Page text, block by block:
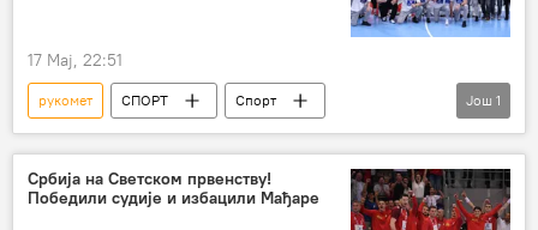
17 Мај, 22:51
рукомет СПОРТ
Спорт
Остали спортови
Још 1
Србија на Светском првенству!
Победили судије и избацили Мађаре